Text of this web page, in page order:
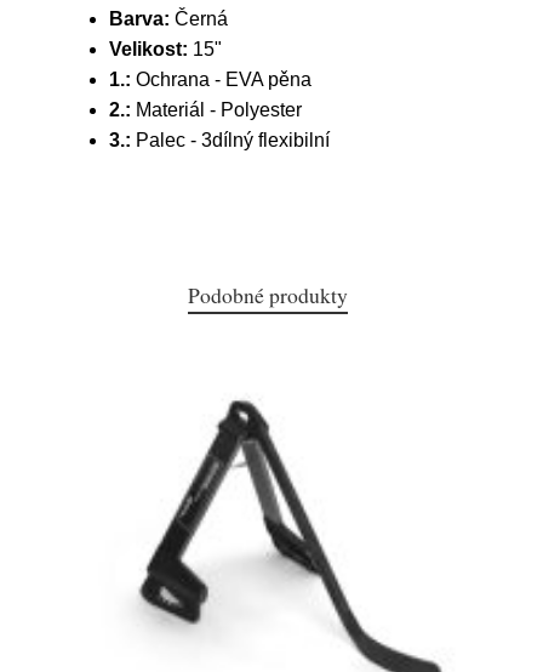
Barva: Černá
Velikost: 15"
1.: Ochrana - EVA pěna
2.: Materiál - Polyester
3.: Palec - 3dílný flexibilní
Podobné produkty